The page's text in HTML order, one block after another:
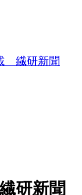
繊研新聞
研新聞